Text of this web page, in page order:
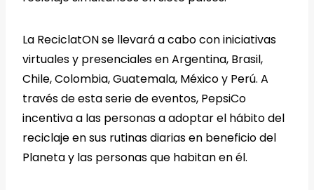
La ReciclatON se llevará a cabo con iniciativas
virtuales y presenciales en Argentina, Brasil,
Chile, Colombia, Guatemala, México y Perú. A
través de esta serie de eventos, PepsiCo
incentiva a las personas a adoptar el hábito del
reciclaje en sus rutinas diarias en beneficio del
Planeta y las personas que habitan en él.